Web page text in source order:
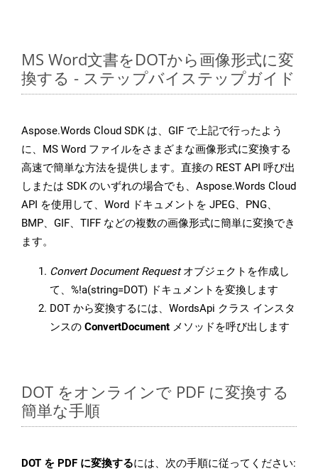
MS Word文書をDOTから画像形式に変
換する - ステップバイステップガイド
Aspose.Words Cloud SDK は、GIF で上記で行ったよう
に、MS Word ファイルをさまざまな画像形式に変換する
高速で簡単な方法を提供します。直接の REST API 呼び出
しまたは SDK のいずれの場合でも、Aspose.Words Cloud
API を使用して、Word ドキュメントを JPEG、PNG、
BMP、GIF、TIFF などの複数の画像形式に簡単に変換でき
ます。
Convert Document Requestオブジェクトを作成し
て、%!a(string=DOT) ドキュメントを変換します
DOT から変換するには、WordsApi クラス インスタ
ンスの ConvertDocument メソッドを呼び出します
DOT をオンラインで PDF に変換する
簡単な手順
DOT を PDF に変換するには、次の手順に従ってください: